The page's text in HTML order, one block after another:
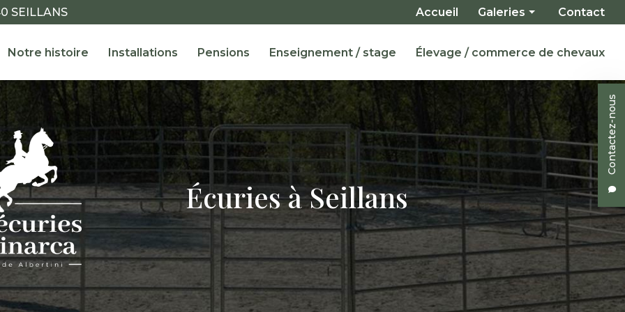
SEILLANS Navigation secondaire
Accueil
Galeries
Pensions
Enseignement / Stage
Chevaux à vendre
Contact
Contactez-nous
Notre histoire
Installations Pensions Enseignement / stage Élevage / commerce de chevaux
Écuries à Seillans